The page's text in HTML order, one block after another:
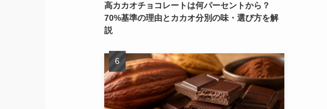
高カカオチョコレートは何パーセントから？
70%基準の理由とカカオ分別の味・選び方を解
説